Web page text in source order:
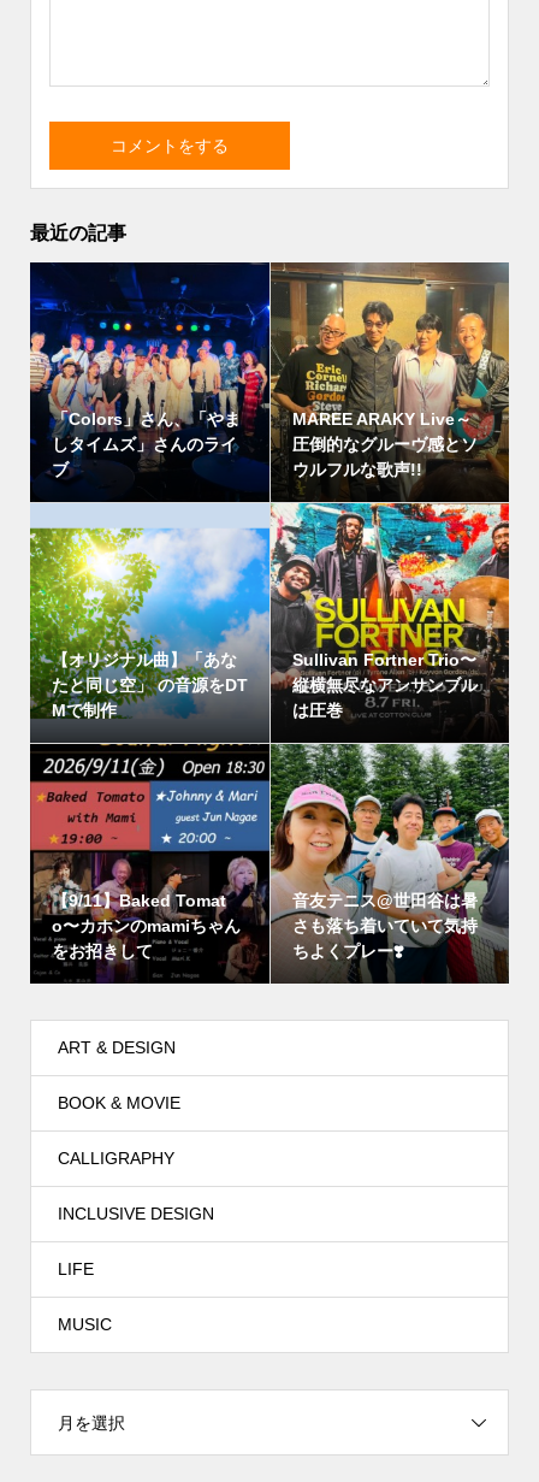
最近の記事
「Colors」さん、「やま
しタイムズ」さんのライ
ブ
MAREE ARAKY Live～
圧倒的なグルーヴ感とソ
ウルフルな歌声!!
【オリジナル曲】「あな
たと同じ空」 の音源をDT
Mで制作
Sullivan Fortner Trio〜
縦横無尽なアンサンブル
は圧巻
【9/11】Baked Tomat
o〜カホンのmamiちゃん
をお招きして
音友テニス@世田谷は暑
さも落ち着いていて気持
ちよくプレー❣️
ART & DESIGN
BOOK & MOVIE
CALLIGRAPHY
INCLUSIVE DESIGN
LIFE
MUSIC
月を選択